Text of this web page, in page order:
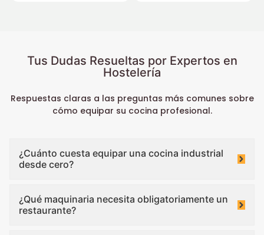
Tus Dudas Resueltas por Expertos en
Hostelería
Respuestas claras a las preguntas más comunes sobre
cómo equipar su cocina profesional.
¿Cuánto cuesta equipar una cocina industrial
desde cero?
¿Qué maquinaria necesita obligatoriamente un
restaurante?